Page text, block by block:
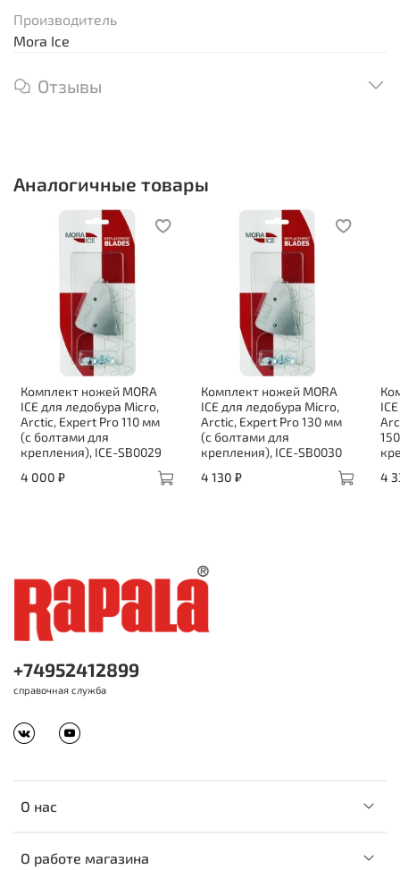
Производитель
Mora Ice
Отзывы
Аналогичные товары
Комплект ножей MORA
ICE для ледобура Micro,
Arctic, Expert Pro 110 мм
(с болтами для
крепления), ICE-SB0029
4 000 ₽
Комплект ножей MORA
ICE для ледобура Micro,
Arctic, Expert Pro 130 мм
(с болтами для
крепления), ICE-SB0030
4 130 ₽
4
О нас
О работе магазина
+74952412899
справочная служба